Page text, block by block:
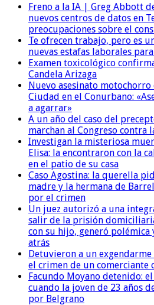
Freno a la IA | Greg Abbott
nuevos centros de datos en
preocupaciones sobre el
Te ofrecen trabajo, pero es
nuevas estafas laborales
Examen toxicológico
Candela Arizaga
Nuevo asesinato
Ciudad en el Conurbano:
a agarrar»
A un año del caso del
marchan al Congreso contra
Investigan la misteriosa
Elisa: la encontraron con la
en el patio de su casa
Caso Agostina: la querella
madre y la hermana de
por el crimen
Un juez autorizó a una
salir de la prisión
con su hijo, generó
atrás
Detuvieron a un
el crimen de un comerciante
Facundo Moyano detenido:
cuando la joven de 23 años
por Belgrano